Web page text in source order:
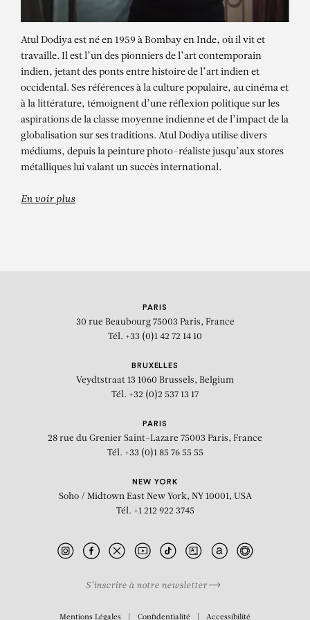
ATUL DODIYA
Atul Dodiya est né en 1959 à Bombay en Inde, où il vit et
travaille. Il est l’un des pionniers de l’art contemporain
indien, jetant des ponts entre histoire de l’art indien et
occidental. Ses références à la culture populaire, au cinéma et
à la littérature, témoignent d’une réflexion politique sur les
aspirations de la classe moyenne indienne et de l’impact de la
globalisation sur ses traditions. Atul Dodiya utilise divers
médiums, depuis la peinture photo-réaliste jusqu’aux stores
métalliques lui valant un succès international.
En voir plus
PARIS
30 rue Beaubourg 75003 Paris, France
Tél. +33 (0)1 42 72 14 10
BRUXELLES
Veydtstraat 13 1060 Brussels, Belgium
Tél. +32 (0)2 537 13 17
PARIS
28 rue du Grenier Saint-Lazare 75003 Paris, France
Tél. +33 (0)1 85 76 55 55
NEW YORK
Soho / Midtown East New York, NY 10001, USA
Tél. +1 212 922 3745
S’inscrire à notre newsletter
Mentions Légales Confidentialité Accessibilité